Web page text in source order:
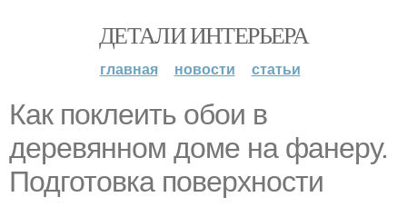
ДЕТАЛИ ИНТЕРЬЕРА
главная новости статьи
Как поклеить обои в
деревянном доме на фанеру.
Подготовка поверхности